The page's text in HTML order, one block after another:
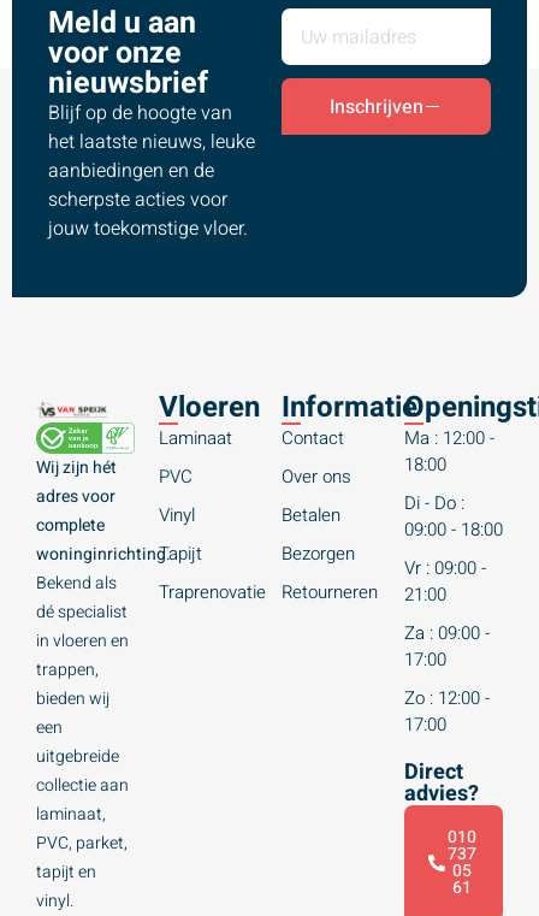
Meld u aan
voor onze
nieuwsbrief
Blijf op de hoogte van
het laatste nieuws, leuke
aanbiedingen en de
scherpste acties voor
jouw toekomstige vloer.
Inschrijven
Wij zijn hét
adres voor
complete
woninginrichting.
Bekend als
dé specialist
in vloeren en
trappen,
bieden wij
een
uitgebreide
collectie aan
laminaat,
PVC, parket,
tapijt en
vinyl.
Vloeren
Laminaat
PVC
Vinyl
Tapijt
Traprenovatie
Informatie
Contact
Over ons
Betalen
Bezorgen
Retourneren
Ma : 12:00 -
18:00
Di - Do :
09:00 - 18:00
Vr : 09:00 -
21:00
Za : 09:00 -
17:00
Zo : 12:00 -
17:00
Direct
advies?
010
737
05
61